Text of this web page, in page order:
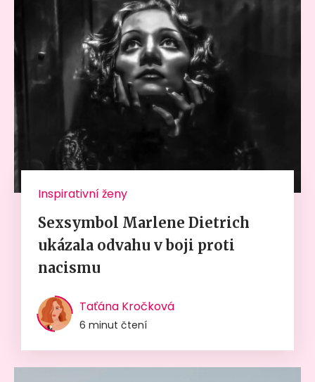
Inspirativní ženy
Sexsymbol Marlene Dietrich
ukázala odvahu v boji proti
nacismu
Taťána Kročková
6 minut čtení